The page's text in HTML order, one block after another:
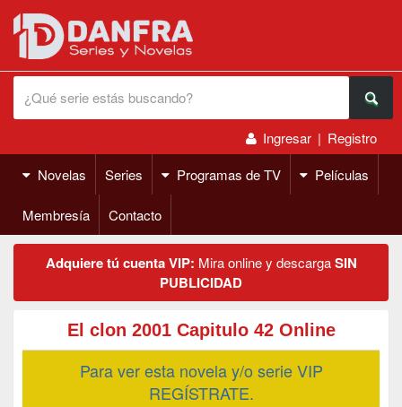
Ingresar | Registro
Novelas
Series Programas de TV Películas
Membresía Contacto
Adquiere tú cuenta VIP: Mira online y descargaSIN
PUBLICIDAD
El clon 2001 Capitulo 42 Online
Para ver esta novela y/o serie VIP
REGÍSTRATE.